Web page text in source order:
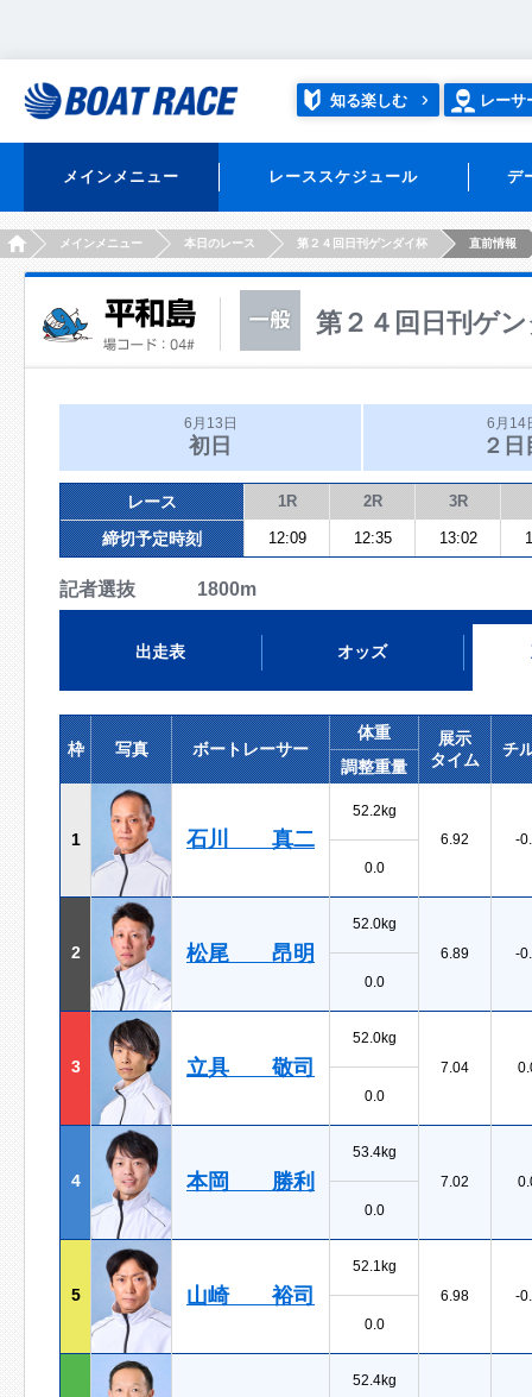
知る楽しむ レーサ
メインメニュー レーススケジュール デ
HOMEメインメニュー 本日のレース 第２４回日刊ゲンダイ杯 直前情報
第２４回日刊ゲ
6月13日
初日
6月14
２日
レース 1R 2R 3R
締切予定時刻 12:09 12:35 13:02
記者選抜 1800m
出走表 オッズ
枠 写真 ボートレーサー
体重
展示
タイム
チ
調整重量
1 石川 真二
52.2kg
6.92
-
0.0
2 松尾 昂明
52.0kg
6.89
-
0.0
3 立具 敬司
52.0kg
7.04
0.0
4 本岡 勝利
53.4kg
7.02
0.0
5 山崎 裕司
52.1kg
6.98
-
0.0
52.4kg